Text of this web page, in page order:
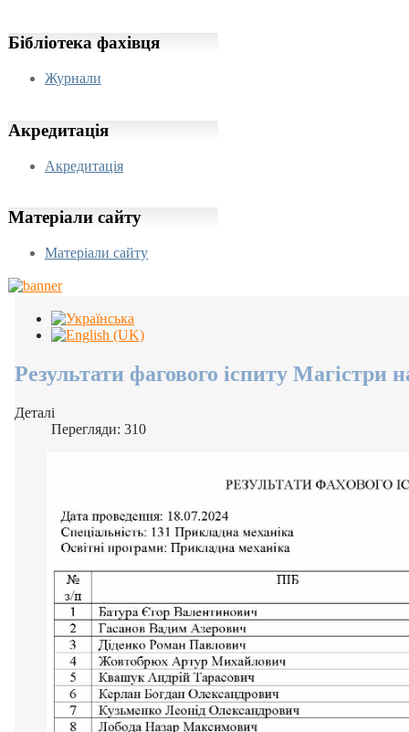
Бібліотека фахівця
Журнали
Акредитація
Акредитація
Матеріали сайту
Матеріали сайту
Результати фагового іспиту Магістри
Деталі
Перегляди: 310